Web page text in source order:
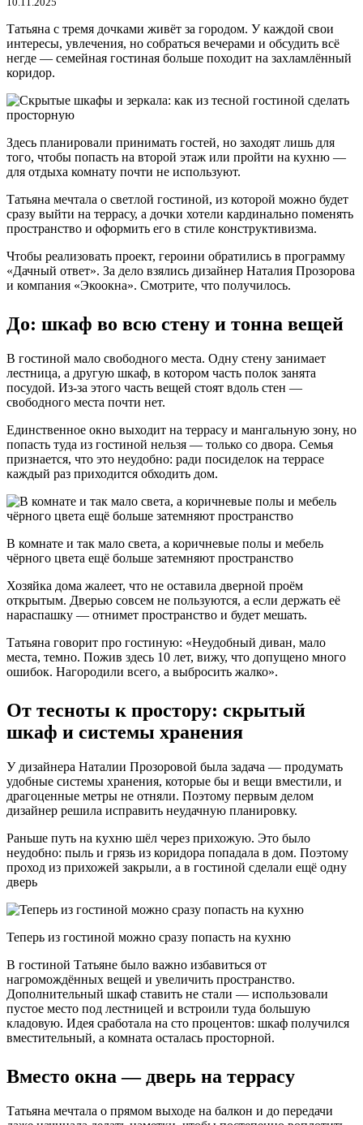
Татьяна с тремя дочками живёт за городом. У каждой свои
интересы, увлечения, но собраться вечерами и обсудить всё
негде — семейная гостиная больше походит на захламлённый
коридор.
Здесь планировали принимать гостей, но заходят лишь для
того, чтобы попасть на второй этаж или пройти на кухню —
для отдыха комнату почти не используют.
Татьяна мечтала о светлой гостиной, из которой можно будет
сразу выйти на террасу, а дочки хотели кардинально поменять
пространство и оформить его в стиле конструктивизма.
Чтобы реализовать проект, героини обратились в программу
«Дачный ответ». За дело взялись дизайнер Наталия Прозорова
и компания «Экоокна». Смотрите, что получилось.
До: шкаф во всю стену и тонна вещей
В гостиной мало свободного места. Одну стену занимает
лестница, а другую шкаф, в котором часть полок занята
посудой. Из-за этого часть вещей стоят вдоль стен —
свободного места почти нет.
Единственное окно выходит на террасу и мангальную зону, но
попасть туда из гостиной нельзя — только со двора. Семья
признается, что это неудобно: ради посиделок на террасе
каждый раз приходится обходить дом.
В комнате и так мало света, а коричневые полы и мебель
чёрного цвета ещё больше затемняют пространство
Хозяйка дома жалеет, что не оставила дверной проём
открытым. Дверью совсем не пользуются, а если держать её
нараспашку — отнимет пространство и будет мешать.
Татьяна говорит про гостиную: «Неудобный диван, мало
места, темно. Пожив здесь 10 лет, вижу, что допущено много
ошибок. Нагородили всего, а выбросить жалко».
От тесноты к простору: скрытый
шкаф и системы хранения
У дизайнера Наталии Прозоровой была задача — продумать
удобные системы хранения, которые бы и вещи вместили, и
драгоценные метры не отняли. Поэтому первым делом
дизайнер решила исправить неудачную планировку.
Раньше путь на кухню шёл через прихожую. Это было
неудобно: пыль и грязь из коридора попадала в дом. Поэтому
проход из прихожей закрыли, а в гостиной сделали ещё одну
дверь
Теперь из гостиной можно сразу попасть на кухню
В гостиной Татьяне было важно избавиться от
нагромождённых вещей и увеличить пространство.
Дополнительный шкаф ставить не стали — использовали
пустое место под лестницей и встроили туда большую
кладовую. Идея сработала на сто процентов: шкаф получился
вместительный, а комната осталась просторной.
Вместо окна — дверь на террасу
Татьяна мечтала о прямом выходе на балкон и до передачи